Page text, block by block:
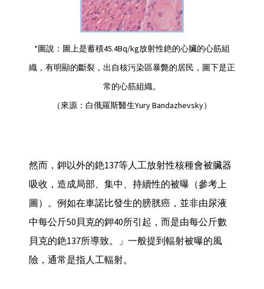
*圖說：圖上是蓄積45.4Bq/kg放射性銫的心臟的心筋組
織，有明顯的斷裂，出自核污染區暴斃的居民，圖下是正
常的心筋組織。
（來源：白俄羅斯醫生Yury Bandazhevsky）
然而，鉀以外的銫137等人工放射性核種會被臟器
吸收，造成局部、集中、持續性的被曝（參考上
圖）。例如在車諾比發生的膀胱癌，並非由尿液
中每公斤50貝克的鉀40所引起，而是由每公斤數
貝克的銫137所導致。」一般提到輻射被曝的風
險，通常是指人工輻射。